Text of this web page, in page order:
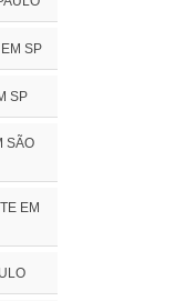
SP
SP
SÃO
EM